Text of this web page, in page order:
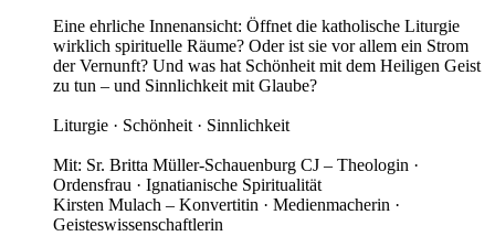
Eine ehrliche Innenansicht: Öffnet die katholische Liturgie
wirklich spirituelle Räume? Oder ist sie vor allem ein Strom
der Vernunft? Und was hat Schönheit mit dem Heiligen Geist
zu tun – und Sinnlichkeit mit Glaube?
Liturgie · Schönheit · Sinnlichkeit
Mit: Sr. Britta Müller-Schauenburg CJ – Theologin ·
Ordensfrau · Ignatianische Spiritualität
Kirsten Mulach – Konvertitin · Medienmacherin ·
Geisteswissenschaftlerin